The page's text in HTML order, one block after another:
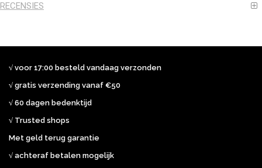
RECENSIES
√ voor 17:00 besteld vandaag verzonden
√ gratis verzending vanaf €50
√ 60 dagen bedenktijd
√ Trusted shops
Met geld terug garantie
√ achteraf betalen mogelijk